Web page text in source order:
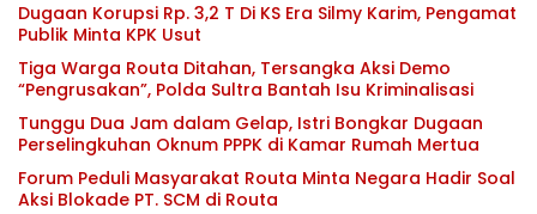
Dugaan Korupsi Rp. 3,2 T Di KS Era Silmy Karim, Pengamat
Publik Minta KPK Usut
Tiga Warga Routa Ditahan, Tersangka Aksi Demo
“Pengrusakan”, Polda Sultra Bantah Isu Kriminalisasi
Tunggu Dua Jam dalam Gelap, Istri Bongkar Dugaan
Perselingkuhan Oknum PPPK di Kamar Rumah Mertua
Forum Peduli Masyarakat Routa Minta Negara Hadir Soal
Aksi Blokade PT. SCM di Routa